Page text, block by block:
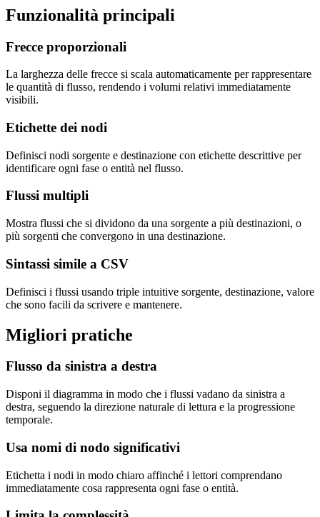
Funzionalità principali
Frecce proporzionali
La larghezza delle frecce si scala automaticamente per rappresentare
le quantità di flusso, rendendo i volumi relativi immediatamente
visibili.
Etichette dei nodi
Definisci nodi sorgente e destinazione con etichette descrittive per
identificare ogni fase o entità nel flusso.
Flussi multipli
Mostra flussi che si dividono da una sorgente a più destinazioni, o
più sorgenti che convergono in una destinazione.
Sintassi simile a CSV
Definisci i flussi usando triple intuitive sorgente, destinazione, valore
che sono facili da scrivere e mantenere.
Migliori pratiche
Flusso da sinistra a destra
Disponi il diagramma in modo che i flussi vadano da sinistra a
destra, seguendo la direzione naturale di lettura e la progressione
temporale.
Usa nomi di nodo significativi
Etichetta i nodi in modo chiaro affinché i lettori comprendano
immediatamente cosa rappresenta ogni fase o entità.